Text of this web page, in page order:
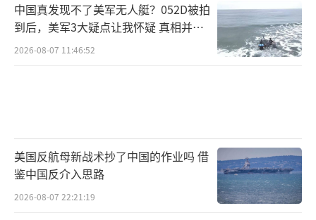
中国真发现不了美军无人艇？052D被拍
到后，美军3大疑点让我怀疑 真相并非
如此
2026-08-07 11:46:52
美国反航母新战术抄了中国的作业吗 借
鉴中国反介入思路
2026-08-07 22:21:19